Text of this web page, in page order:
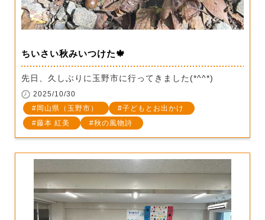
ちいさい秋みいつけた🍁
先日、久しぶりに玉野市に行ってきました(*^^*)
2025/10/30
岡山県（玉野市）
子どもとお出かけ
藤本 紅美
秋の風物詩